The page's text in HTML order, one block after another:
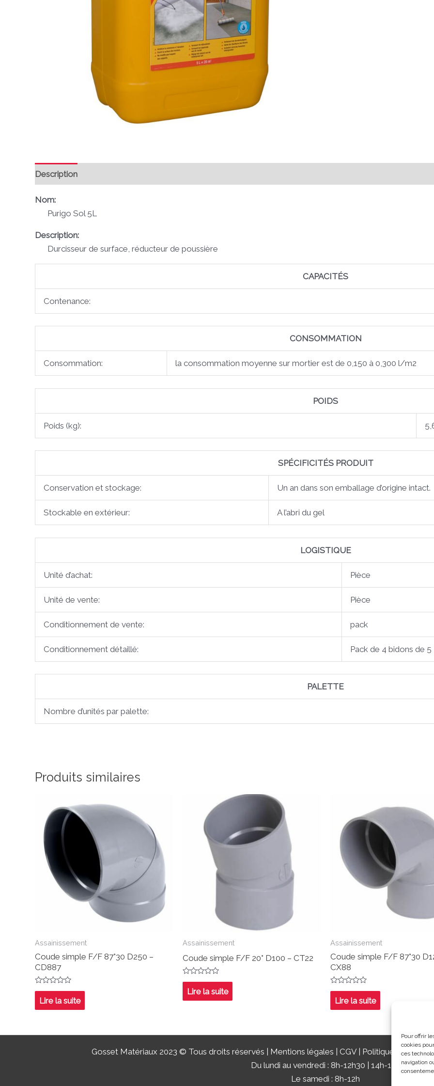
Pour offrir
cookies
ces
navigation
Description
Nom:
Purigo Sol 5L
Description:
Durcisseur de surface, réducteur de poussière
CAPACITÉS
Contenance:
CONSOMMATION
Consommation: la consommation moyenne sur mortier est de 0,150 à 0,300 l/m2
POIDS
Poids (kg):
SPÉCIFICITÉS PRODUIT
Conservation et stockage: Un an dans son emballage d’origine intact.
Stockable en extérieur: A l’abri du gel
LOGISTIQUE
Unité d’achat: Pièce
Unité de vente: Pièce
Conditionnement de vente: pack
Conditionnement détaillé: Pack de 4 bidons de 5
PALETTE
Nombre d’unités par palette:
Produits similaires
Assainissement
Coude simple F/F 87°30 D250 –
CD887
Note
sur
5
Lire la suite
Assainissement
Coude simple F/F 20° D100 – CT22
Note
sur
5
Lire la suite
Assainissement
Coude simple F/F 87°30
CX88
Note
sur
5
Lire la suite
Gosset Matériaux 2023 © Tous droits réservés | Mentions légales CGV| Politique de
Du lundi au vendredi : 8h-12h30 | 14h-18h
Le samedi : 8h-12h